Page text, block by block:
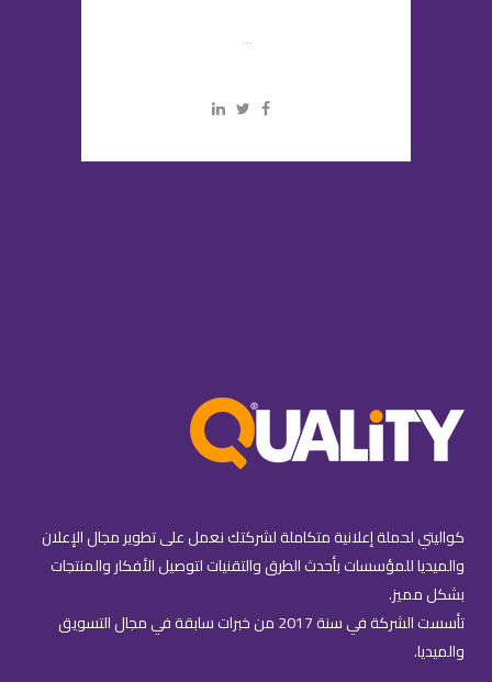
...
كواليتي لحملة إعلانية متكاملة لشركتك نعمل على تطوير مجال الإعلان
والميديا للمؤسسات بأحدث الطرق والتقنيات لتوصيل الأفكار والمنتجات
بشكل مميز.
تأسست الشركة في سنة 2017 من خبرات سابقة في مجال التسويق
والميديا.